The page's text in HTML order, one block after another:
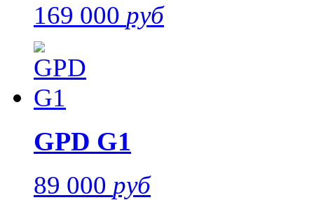
169 000 руб
GPD G1
89 000 руб